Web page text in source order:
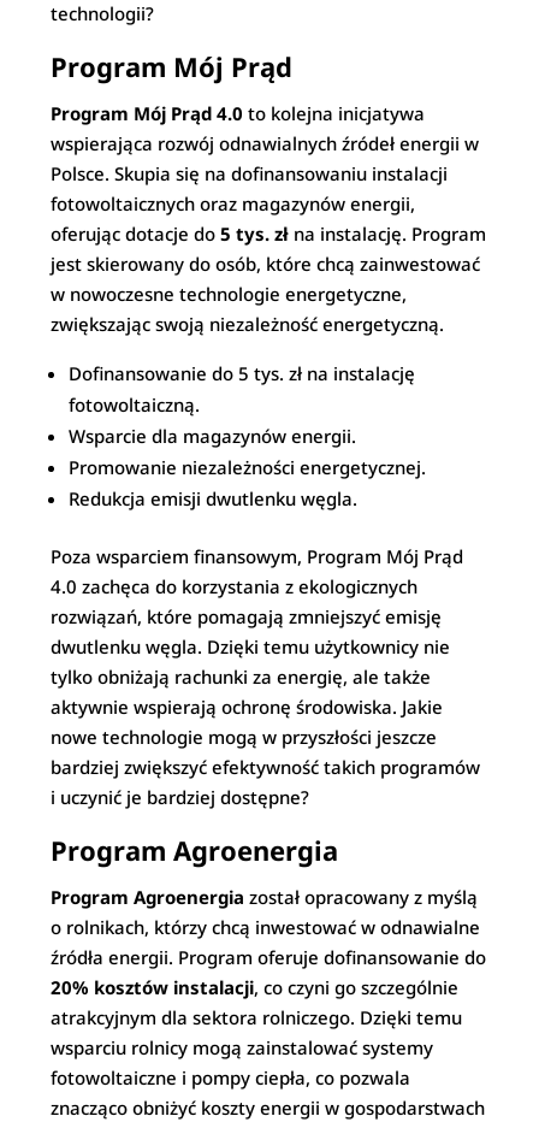
technologii?
Program Mój Prąd
Program Mój Prąd 4.0 to kolejna inicjatywa
wspierająca rozwój odnawialnych źródeł energii w
Polsce. Skupia się na dofinansowaniu instalacji
fotowoltaicznych oraz magazynów energii,
oferując dotacje do5 tys. zł na instalację. Program
jest skierowany do osób, które chcą zainwestować
w nowoczesne technologie energetyczne,
zwiększając swoją niezależność energetyczną.
Dofinansowanie do 5 tys. zł na instalację
fotowoltaiczną.
Wsparcie dla magazynów energii.
Promowanie niezależności energetycznej.
Redukcja emisji dwutlenku węgla.
Poza wsparciem finansowym, Program Mój Prąd
4.0 zachęca do korzystania z ekologicznych
rozwiązań, które pomagają zmniejszyć emisję
dwutlenku węgla. Dzięki temu użytkownicy nie
tylko obniżają rachunki za energię, ale także
aktywnie wspierają ochronę środowiska. Jakie
nowe technologie mogą w przyszłości jeszcze
bardziej zwiększyć efektywność takich programów
i uczynić je bardziej dostępne?
Program Agroenergia
Program Agroenergia został opracowany z myślą
o rolnikach, którzy chcą inwestować w odnawialne
źródła energii. Program oferuje dofinansowanie do
20% kosztów instalacji, co czyni go szczególnie
atrakcyjnym dla sektora rolniczego. Dzięki temu
wsparciu rolnicy mogą zainstalować systemy
fotowoltaiczne i pompy ciepła, co pozwala
znacząco obniżyć koszty energii w gospodarstwach